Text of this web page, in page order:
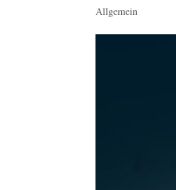
Allgemein